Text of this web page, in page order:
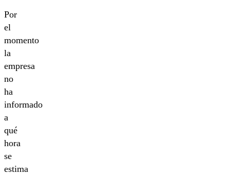
Por
el
momento
la
empresa
no
ha
informado
a
qué
hora
se
estima